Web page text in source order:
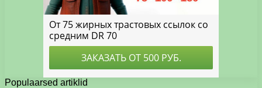
Populaarsed artiklid